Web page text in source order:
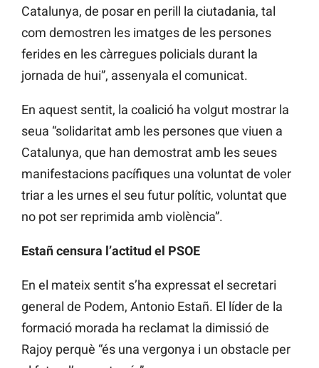
Catalunya, de posar en perill la ciutadania, tal
com demostren les imatges de les persones
ferides en les càrregues policials durant la
jornada de hui”, assenyala el comunicat.
En aquest sentit, la coalició ha volgut mostrar la
seua “solidaritat amb les persones que viuen a
Catalunya, que han demostrat amb les seues
manifestacions pacífiques una voluntat de voler
triar a les urnes el seu futur polític, voluntat que
no pot ser reprimida amb violència”.
Estañ censura l’actitud el PSOE
En el mateix sentit s’ha expressat el secretari
general de Podem, Antonio Estañ. El líder de la
formació morada ha reclamat la dimissió de
Rajoy perquè “és una vergonya i un obstacle per